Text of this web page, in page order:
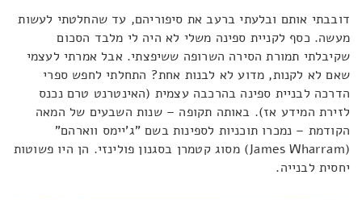
דובבתי אותם ובלעתי ברעב את סיפוריהם, עד שהחלטתי לעשות
מעשה. כסף לקניית ספינה משלי לא היה לי מלבד הסכום
שקיבלתי תמורת הסירה השרופה ששיפצתי. אבל אמרתי לעצמי
שאם לא לקנות, מדוע לא לבנות אחת? התחלתי לחפש ספרי
הדרכה לבניית ספינה בהרכבה עצמית (האינטרנט טרם נכנס
לזירת המידע אז). באותה תקופה – שנות השבעים של המאה
הקודמת – נמכרו תוכניות לספינות בשם "ג'יימס ווארהם"
(James Wharram) מסוג קטמרן בסגנון פולינזי. הן היו פשוטות
יחסית לבנייה.